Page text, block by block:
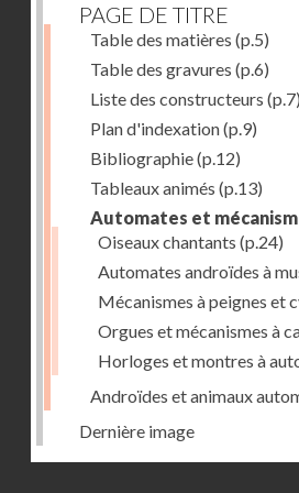
PAGE DE TITRE
Table des matières (p.5)
Table des gravures (p.6)
Liste des constructeurs (p.7)
Plan d'indexation(p.9)
Bibliographie(p.12)
Tableaux animés (p.13)
Automates et
Oiseaux chantants (p.24)
Automates androïdes à
Mécanismes à peignes et
Orgues et mécanismes à
Horloges et montres à
Androïdes et animaux
Dernière image